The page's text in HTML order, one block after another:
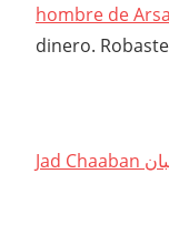
hombre de
dinero.